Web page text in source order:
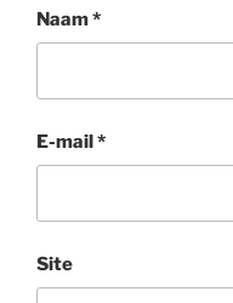
Naam*
E-mail*
Site